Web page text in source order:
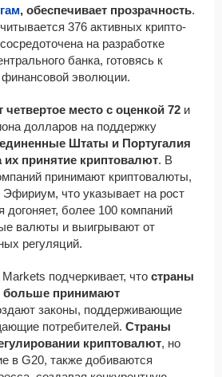
, обеспечивает прозрачность.
376 активных крипто-
на разработке
банка, готовясь к
эволюции.
четвертое место с оценкой 72 и
долларов на поддержку
Штаты и Португалия
их принятие криптовалют. В
принимают криптовалюты,
Эфириум, что указывает на рост
догоняет, более 100 компаний
валюты и выигрывают от
регуляций.
подчеркивает, что страны
больше принимают
законы, поддерживающие
потребителей. Страны
криптовалют, но
в G20, также добиваются